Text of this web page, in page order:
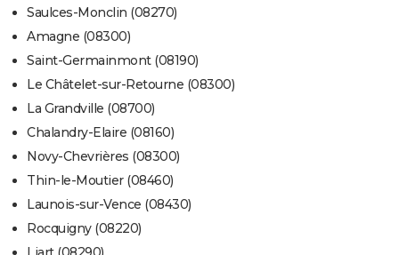
Saulces-Monclin (08270)
Amagne (08300)
Saint-Germainmont (08190)
Le Châtelet-sur-Retourne (08300)
La Grandville (08700)
Chalandry-Elaire (08160)
Novy-Chevrières (08300)
Thin-le-Moutier (08460)
Launois-sur-Vence (08430)
Rocquigny (08220)